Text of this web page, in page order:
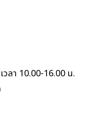
ลา 10.00-16.00 น.